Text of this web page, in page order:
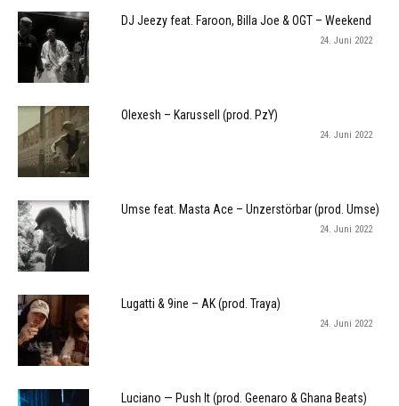
DJ Jeezy feat. Faroon, Billa Joe & OGT – Weekend
24. Juni 2022
Olexesh – Karussell (prod. PzY)
24. Juni 2022
Umse feat. Masta Ace – Unzerstörbar (prod. Umse)
24. Juni 2022
Lugatti & 9ine – AK (prod. Traya)
24. Juni 2022
Luciano — Push It (prod. Geenaro & Ghana Beats)